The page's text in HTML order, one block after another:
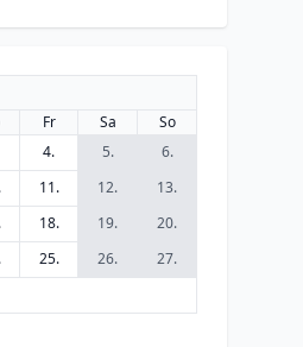
Fr Sa
So
4. 5.
6.
11. 12.
13.
18. 19.
20.
25. 26.
27.